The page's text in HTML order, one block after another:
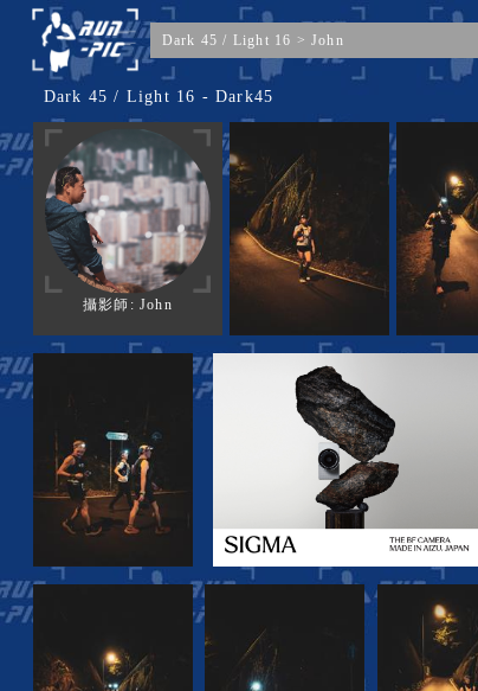
Dark 45 / Light 16 >John
Dark 45 / Light 16 - Dark45
攝影師: John